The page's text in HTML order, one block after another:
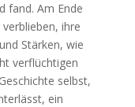
fand. Am Ende
ihre
Stärken, wie
verflüchtigen
selbst,
ein